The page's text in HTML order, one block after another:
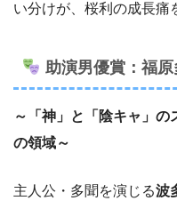
い分けが、桜利の成長痛
助演男優賞：福原
～「神」と「陰キャ」
の領域～
主人公・多聞を演じる波